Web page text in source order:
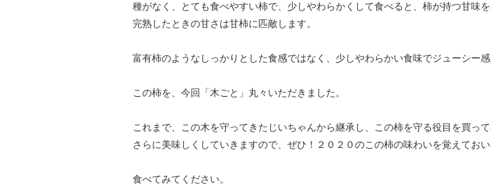
種がなく、とても食べやすい柿で、少しやわらかくして食べると、柿が持つ甘味を
完熟したときの甘さは甘柿に匹敵します。
富有柿のようなしっかりとした食感ではなく、少しやわらかい食味でジューシー
この柿を、今回「木ごと」丸々いただきました。
これまで、この木を守ってきたじいちゃんから継承し、この柿を守る役目を買って
さらに美味しくしていきますので、ぜひ！２０２０のこの柿の味わいを覚えておい
食べてみてください。